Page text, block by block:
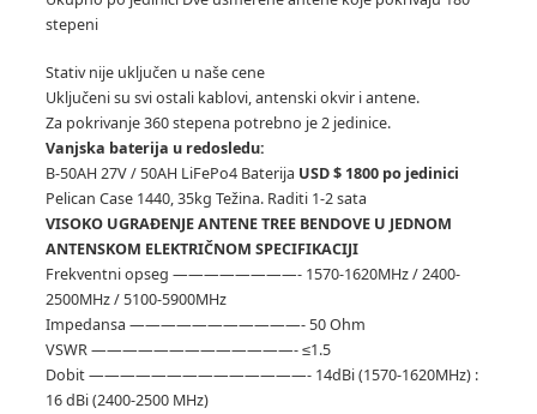
stepeni
Stativ nije uključen u naše cene
Uključeni su svi ostali kablovi, antenski okvir i antene.
Za pokrivanje 360 ​​stepena potrebno je 2 jedinice.
Vanjska baterija u redosledu:
B-50AH 27V / 50AH LiFePo4 Baterija USD $ 1800 po jedinici
Pelican Case 1440, 35kg Težina. Raditi 1-2 sata
VISOKO UGRAĐENJE ANTENE TREE BENDOVE U JEDNOM
ANTENSKOM ELEKTRIČNOM SPECIFIKACIJI
Frekventni opseg ————————- 1570-1620MHz / 2400-
2500MHz / 5100-5900MHz
Impedansa ———————————- 50 Ohm
VSWR —————————————- ≤1.5
Dobit ——————————————- 14dBi (1570-1620MHz) :
16 dBi (2400-2500 MHz)